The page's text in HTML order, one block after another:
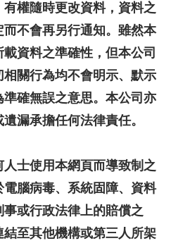
有權隨時更改資料，資料之
不會再另行通知。雖然本
資料之準確性，但本公司
關行為均不會明示、默示
確無誤之意思。本公司亦
漏承擔任何法律責任。
士使用本網頁而導致制之
腦病毒、系統固障、資料
或行政法律上的賠償之
至其他機構或第三人所架